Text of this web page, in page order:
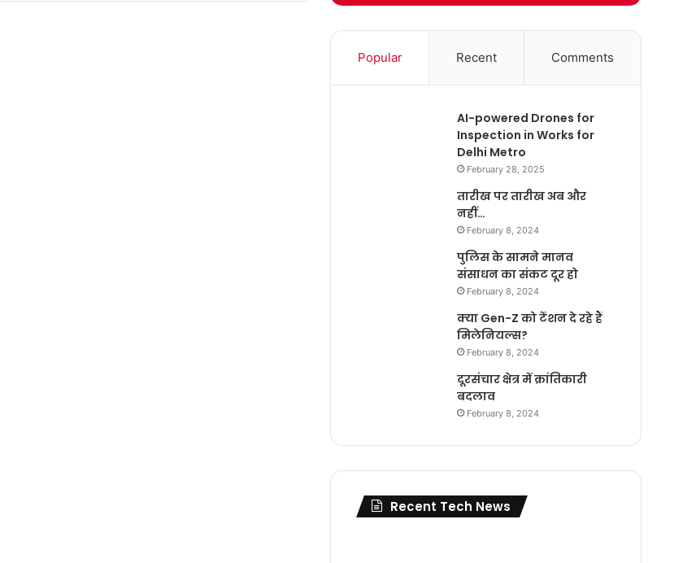
Popular Recent Comments
AI-powered Drones for
Inspection in Works for
Delhi Metro
February 28, 2025
तारीख पर तारीख अब और
नहीं…
February 8, 2024
पुलिस के सामने मानव
संसाधन का संकट दूर हो
February 8, 2024
क्या Gen-Z को टेंशन दे रहे हैं
मिलेनियल्स?
February 8, 2024
दूरसंचार क्षेत्र में क्रांतिकारी
बदलाव
February 8, 2024
Recent Tech News